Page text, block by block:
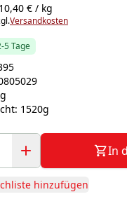
€ / kg
Versandkosten
5 Tage
1520g
In
hinzufügen